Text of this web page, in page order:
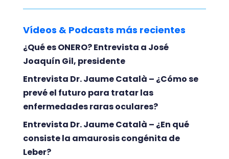
Vídeos & Podcasts más recientes
¿Qué es ONERO? Entrevista a José
Joaquín Gil, presidente
Entrevista Dr. Jaume Català – ¿Cómo se
prevé el futuro para tratar las
enfermedades raras oculares?
Entrevista Dr. Jaume Català – ¿En qué
consiste la amaurosis congénita de
Leber?